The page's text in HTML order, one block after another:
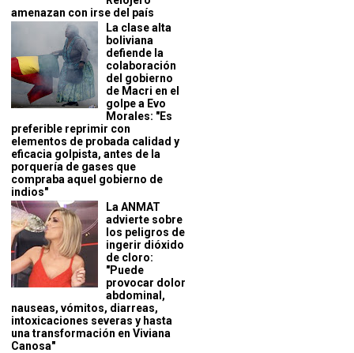
amenazan con irse del país
La clase alta
boliviana
defiende la
colaboración
del gobierno
de Macri en el
golpe a Evo
Morales: "Es
preferible reprimir con
elementos de probada calidad y
eficacia golpista, antes de la
porquería de gases que
compraba aquel gobierno de
indios"
La ANMAT
advierte sobre
los peligros de
ingerir dióxido
de cloro:
"Puede
provocar dolor
abdominal,
nauseas, vómitos, diarreas,
intoxicaciones severas y hasta
una transformación en Viviana
Canosa"